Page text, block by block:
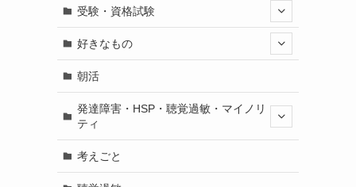
受験・資格試験
好きなもの
朝活
発達障害・HSP・聴覚過敏・マイノリ
ティ
考えごと